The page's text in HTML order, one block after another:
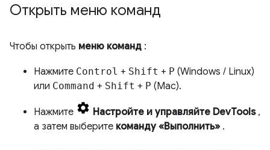
Открыть меню команд
Чтобы открыть меню команд :
Нажмите Control + Shift + P (Windows / Linux)
или Command + Shift + P (Mac).
Нажмите Настройте и управляйте DevTools,
а затем выберите команду «Выполнить» .